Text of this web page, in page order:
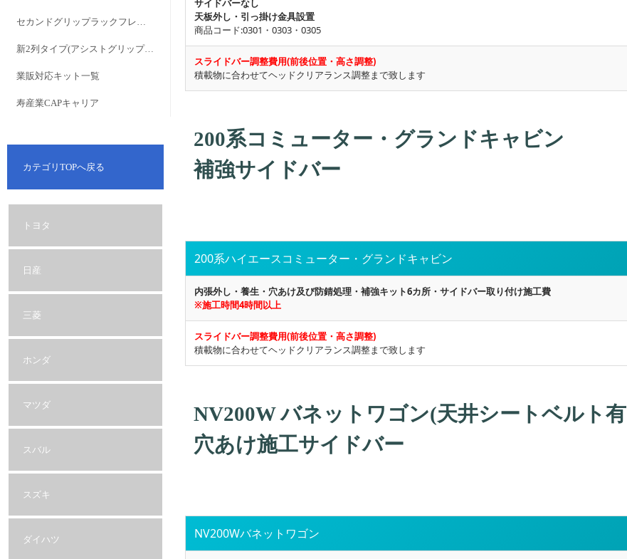
セカンドグリップラックフレーム
新2列タイプ(アシストグリップを外さずに1・2列間のサイドフレームタイプ)
業販対応キット一覧
寿産業CAPキャリア
カテゴリTOPへ戻る
トヨタ
日産
三菱
ホンダ
マツダ
スバル
スズキ
ダイハツ
サイドバーなし
天板外し・引っ掛け金具設置
商品コード:0301・0303・0305
スライドバー調整費用(前後位置・高さ調整)
積載物に合わせてヘッドクリアランス調整まで致します
200系コミューター・グランドキャビン
補強サイドバー
200系ハイエースコミューター・グランドキャビン
内張外し・養生・穴あけ及び防錆処理・補強キット6カ所・サイドバー取り付け施工費
※施工時間4時間以上
スライドバー調整費用(前後位置・高さ調整)
積載物に合わせてヘッドクリアランス調整まで致します
NV200W バネットワゴン(天井シートベルト
穴あけ施工サイドバー
NV200Wバネットワゴン